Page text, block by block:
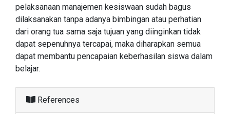
pelaksanaan manajemen kesiswaan sudah bagus
dilaksanakan tanpa adanya bimbingan atau perhatian
dari orang tua sama saja tujuan yang diinginkan tidak
dapat sepenuhnya tercapai, maka diharapkan semua
dapat membantu pencapaian keberhasilan siswa dalam
belajar.
References